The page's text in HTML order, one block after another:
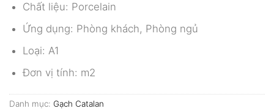
Chất liệu: Porcelain
Ứng dụng: Phòng khách, Phòng ngủ
Loại: A1
Đơn vị tính: m2
Danh mục: Gạch Catalan